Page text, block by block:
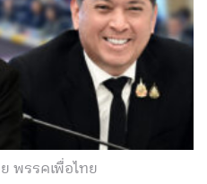
พรรคเพื่อไทย